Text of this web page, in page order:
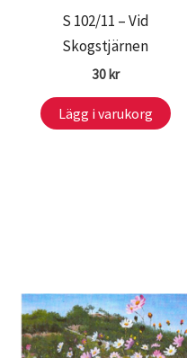
S 102/11 – Vid
Skogstjärnen
30 kr
Lägg i varukorg